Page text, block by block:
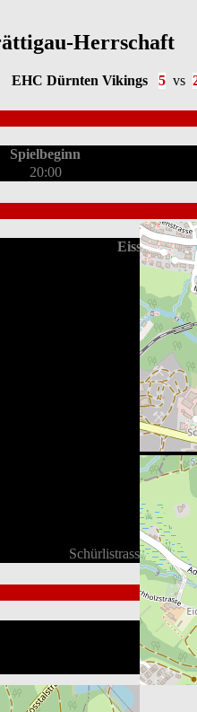
Herrschaft
EHC Dürnten Vikings 5 vs
Spielbeginn
20:00
Schürlistrasse 7,
Gesamt
5
2